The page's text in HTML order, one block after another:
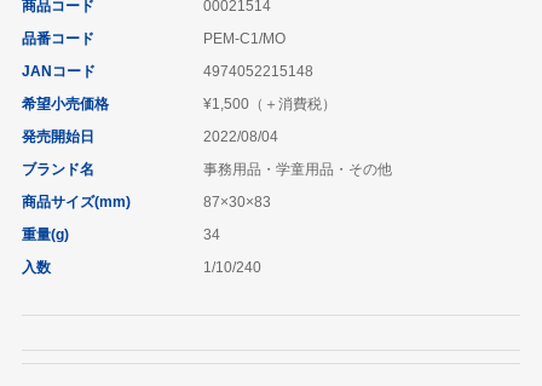
商品コード
00021514
品番コード
PEM-C1/MO
JANコード
4974052215148
希望小売価格
¥1,500（＋消費税）
発売開始日
2022/08/04
ブランド名
事務用品・学童用品・その他
商品サイズ(mm)
87×30×83
重量(g)
34
入数
1/10/240